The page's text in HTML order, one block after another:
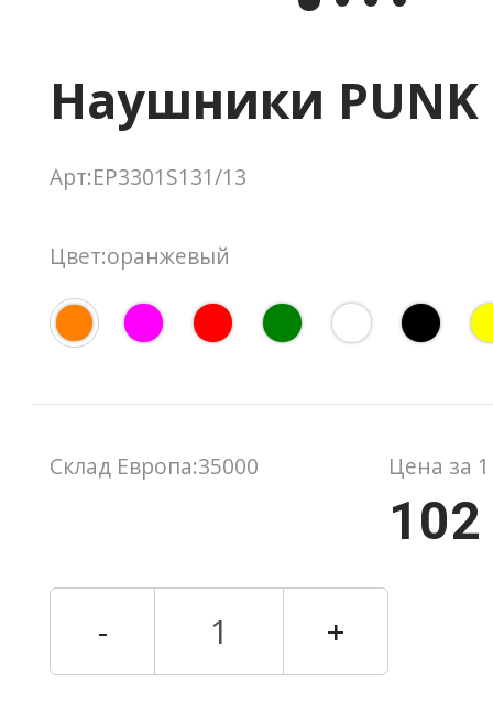
Наушники PUNK
Арт:EP3301S131/13
Цвет:оранжевый
Цена за
- +
Склад Европа:35000